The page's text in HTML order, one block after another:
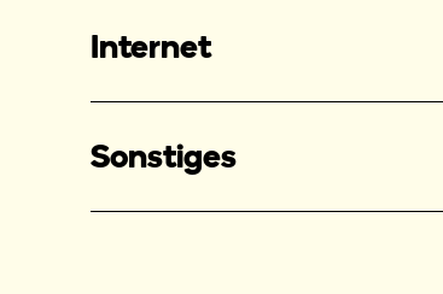
Internet
Sonstiges